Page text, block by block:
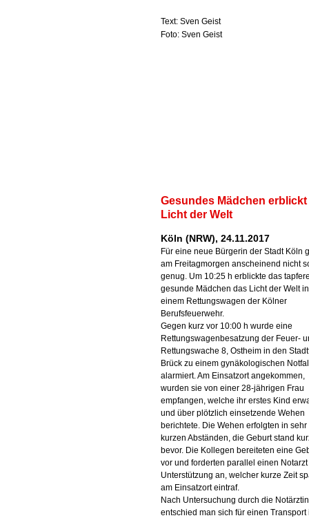
Text: Sven Geist
Foto: Sven Geist
Gesundes Mädchen
Licht der Welt
Köln (NRW), 24.11.2017
Für eine neue Bürgerin der Stadt Köln
am Freitagmorgen anscheinend nicht
genug. Um 10:25 h erblickte das
gesunde Mädchen das Licht der Welt in
einem Rettungswagen der Kölner
Berufsfeuerwehr.
Gegen kurz vor 10:00 h wurde eine
Rettungswagenbesatzung der Feuer-
Rettungswache 8, Ostheim in den
Brück zu einem gynäkologischen
alarmiert. Am Einsatzort angekommen,
wurden sie von einer 28-jährigen Frau
empfangen, welche ihr erstes Kind
und über plötzlich einsetzende Wehen
berichtete. Die Wehen erfolgten in sehr
kurzen Abständen, die Geburt stand
bevor. Die Kollegen bereiteten eine
vor und forderten parallel einen Notarzt
Unterstützung an, welcher kurze Zeit
am Einsatzort eintraf.
Nach Untersuchung durch die Notärztin
entschied man sich für einen Transport